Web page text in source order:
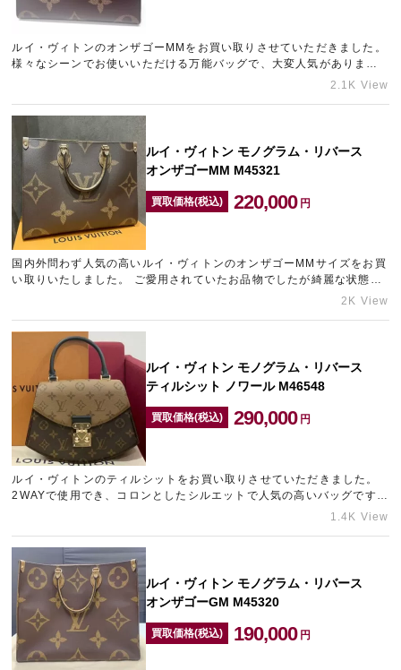
ルイ・ヴィトンのオンザゴーMMをお買い取りさせていただきました。
様々なシーンでお使いいただける万能バッグで、大変人気がありま
す。 新品の状態でお持ち込みいただけたため、高い査定額を提示…
2.1K View
ルイ・ヴィトン モノグラム・リバース
オンザゴーMM M45321
買取価格(税込) 220,000 円
国内外問わず人気の高いルイ・ヴィトンのオンザゴーMMサイズをお買
い取りいたしました。 ご愛用されていたお品物でしたが綺麗な状態で
お持ち込みいただけたため、目一杯の査定額をご提示させていただ…
2K View
ルイ・ヴィトン モノグラム・リバース
ティルシット ノワール M46548
買取価格(税込) 290,000 円
ルイ・ヴィトンのティルシットをお買い取りさせていただきました。
2WAYで使用でき、コロンとしたシルエットで人気の高いバッグです。
未使用の綺麗な状態でお持ち込みいただけたため、できる限り…1.4K View
ルイ・ヴィトン モノグラム・リバース
オンザゴーGM M45320
買取価格(税込) 190,000 円